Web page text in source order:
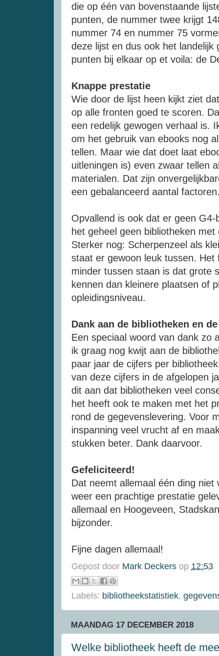
die op één van bovenstaande
punten, de nummer twee krijgt
nummer 74 en nummer 75
deze lijst en dus ook het landelijk
punten bij elkaar op et voila: de
Knappe prestatie
Wie door de lijst heen kijkt ziet
op alle fronten goed te scoren.
een redelijk gewogen verhaal is.
om het gebruik van ebooks nog
tellen. Maar wie dat doet laat
uitleningen is) even zwaar tellen
materialen. Dat zijn
een gebalanceerd aantal
Opvallend is ook dat er geen
het geheel geen bibliotheken
Sterker nog: Scherpenzeel als
staat er gewoon leuk tussen.
minder tussen staan is dat grote
kennen dan kleinere plaatsen of
opleidingsniveau.
Dank aan de bibliotheken en
Een speciaal woord van dank zo
ik graag nog kwijt aan de
paar jaar de cijfers per
van deze cijfers in de afgelopen
dit aan dat bibliotheken veel
het heeft ook te maken met het
rond de gegevenslevering. Voor
inspanning veel vrucht af en
stukken beter. Dank daarvoor.
Gefeliciteerd!
Dat neemt allemaal één ding
weer een prachtige prestatie
allemaal en Hoogeveen,
bijzonder.
Fijne dagen allemaal!
Gepost door Mark Deckers op 12:53
Labels: bibliotheekstatistiek,
MAANDAG 17 DECEMBER 2018
Welke bibliotheek heeft de